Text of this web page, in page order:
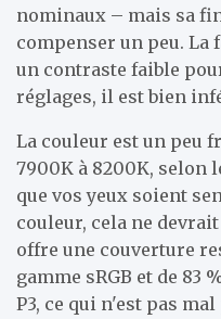
nominaux – mais sa
compenser un peu.
un contraste faible
réglages, il est bien
La couleur est un peu
7900K à 8200K, selon
que vos yeux soient
couleur, cela ne
offre une couverture
gamme sRGB et de 83
P3, ce qui n'est pas